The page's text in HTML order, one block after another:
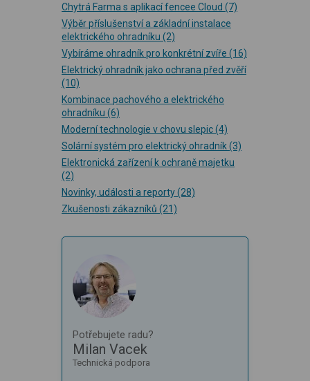
Chytrá Farma s aplikací fencee Cloud (7)
Výběr příslušenství a základní instalace
elektrického ohradníku (2)
Vybíráme ohradník pro konkrétní zvíře (16)
Elektrický ohradník jako ochrana před zvěří
(10)
Kombinace pachového a elektrického
ohradníku (6)
Moderní technologie v chovu slepic(4)
Solární systém pro elektrický ohradník(3)
Elektronická zařízení k ochraně majetku
(2)
Novinky, události a reporty(28)
Zkušenosti zákazníků (21)
Potřebujete radu?
Milan Vacek
Technická podpora